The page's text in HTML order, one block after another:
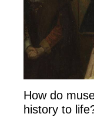
How do
history to